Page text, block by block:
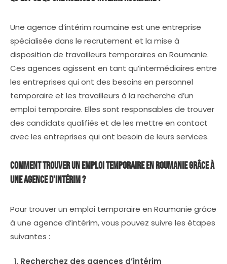
Une agence d’intérim roumaine est une entreprise
spécialisée dans le recrutement et la mise à
disposition de travailleurs temporaires en Roumanie.
Ces agences agissent en tant qu’intermédiaires entre
les entreprises qui ont des besoins en personnel
temporaire et les travailleurs à la recherche d’un
emploi temporaire. Elles sont responsables de trouver
des candidats qualifiés et de les mettre en contact
avec les entreprises qui ont besoin de leurs services.
Comment trouver un emploi temporaire en Roumanie grâce à
une agence d’intérim ?
Pour trouver un emploi temporaire en Roumanie grâce
à une agence d’intérim, vous pouvez suivre les étapes
suivantes :
Recherchez des agences d’intérim